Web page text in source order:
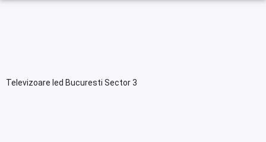
Televizoare led Bucuresti Sector 3